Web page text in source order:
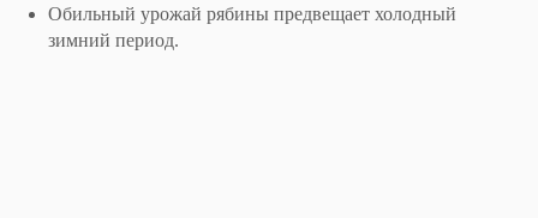
Обильный урожай рябины предвещает холодный
зимний период.